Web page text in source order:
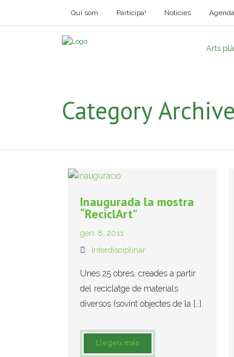
Qui som Participa! Notícies Agenda
Arts
Category
Inaugurada la mostra
“ReciclArt”
gen. 8, 2011
Interdisciplinar
Unes 25 obres, creades a partir
del reciclatge de materials
diversos (sovint objectes de la […]
Llegeix més